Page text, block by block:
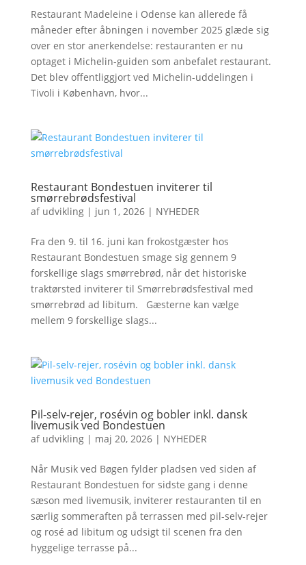
Restaurant Madeleine i Odense kan allerede få
måneder efter åbningen i november 2025 glæde sig
over en stor anerkendelse: restauranten er nu
optaget i Michelin-guiden som anbefalet restaurant.
Det blev offentliggjort ved Michelin-uddelingen i
Tivoli i København, hvor...
Restaurant Bondestuen inviterer til
smørrebrødsfestival
af udvikling| jun 1, 2026| NYHEDER
Fra den 9. til 16. juni kan frokostgæster hos
Restaurant Bondestuen smage sig gennem 9
forskellige slags smørrebrød, når det historiske
traktørsted inviterer til Smørrebrødsfestival med
smørrebrød ad libitum. Gæsterne kan vælge
mellem 9 forskellige slags...
Pil-selv-rejer, rosévin og bobler inkl. dansk
livemusik ved Bondestuen
af udvikling| maj 20, 2026| NYHEDER
Når Musik ved Bøgen fylder pladsen ved siden af
Restaurant Bondestuen for sidste gang i denne
sæson med livemusik, inviterer restauranten til en
særlig sommeraften på terrassen med pil-selv-rejer
og rosé ad libitum og udsigt til scenen fra den
hyggelige terrasse på...